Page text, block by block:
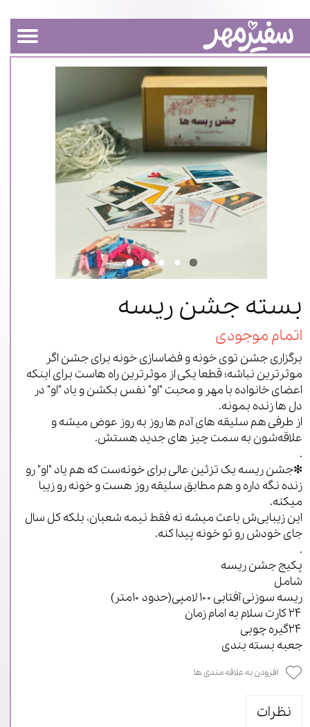
بسته جشن ریسه
اتمام موجودی
برگزاری جشن توی خونه و فضاسازی خونه برای جشن اگر
موثرترین نباشه؛ قطعا یکی از موثرترین راه هاست برای اینکه
اعضای خانواده با مهر و محبت "او" نفس بکشن و یاد "او" در
دل ها زنده بمونه.
از طرفی هم سلیقه های آدم ها روز به روز عوض میشه و
علاقه‌شون به سمت چیز های جدید هستش.
.
❇جشن ریسه یک تزئین عالی برای خونه‌ست که هم یاد "او" رو
زنده نگه داره و هم مطابق سلیقه روز هست و خونه رو زیبا
میکنه.
این زیبایی‌ش باعث میشه نه فقط نیمه شعبان، بلکه کل سال
جای خودش رو تو خونه پیدا کنه.
.
پکیج جشن ریسه
شامل
ریسه سوزنی آفتابی ۱۰۰ لامپی(حدود ۱۰متر)
۲۴ کارت سلام به امام زمان
۲۴گیره چوبی
جعبه بسته بندی
افزودن به علاقه مندی ها
نظرات